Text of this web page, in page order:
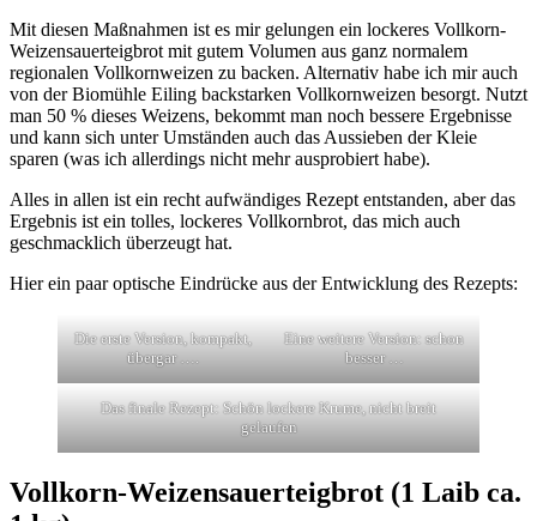
Mit diesen Maßnahmen ist es mir gelungen ein lockeres Vollkorn-
Weizensauerteigbrot mit gutem Volumen aus ganz normalem
regionalen Vollkornweizen zu backen. Alternativ habe ich mir auch
von der Biomühle Eiling backstarken Vollkornweizen besorgt. Nutzt
man 50 % dieses Weizens, bekommt man noch bessere Ergebnisse
und kann sich unter Umständen auch das Aussieben der Kleie
sparen (was ich allerdings nicht mehr ausprobiert habe).
Alles in allen ist ein recht aufwändiges Rezept entstanden, aber das
Ergebnis ist ein tolles, lockeres Vollkornbrot, das mich auch
geschmacklich überzeugt hat.
Hier ein paar optische Eindrücke aus der Entwicklung des Rezepts:
Die erste Version, kompakt,
übergar ….
Eine weitere Version: schon
besser …
Das finale Rezept: Schön lockere Krume, nicht breit
gelaufen
Vollkorn-Weizensauerteigbrot (1 Laib ca.